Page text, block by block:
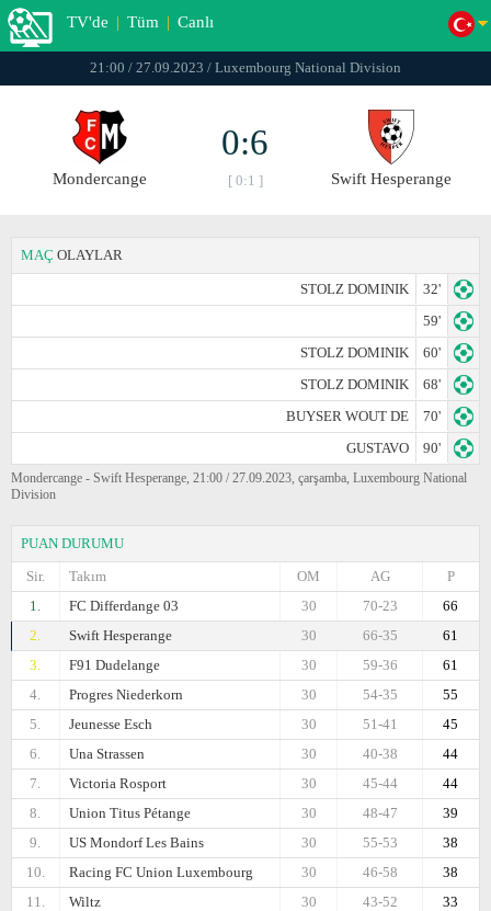
TV'de | Tüm | Canlı
21:00 / 27.09.2023 / Luxembourg National Division
Mondercange
0:6
[ 0:1 ] Swift Hesperange
MAÇ OLAYLAR
STOLZ DOMINIK
32'
59'
STOLZ DOMINIK
60'
STOLZ DOMINIK
68'
BUYSER WOUT DE
70'
GUSTAVO
90'
Mondercange - Swift Hesperange, 21:00 / 27.09.2023, çarşamba, Luxembourg National
Division
PUAN DURUMU
Sir.
Takım P
AG
OM
1.
FC Differdange 03 66
70-23
30
2.
Swift Hesperange 61
66-35
30
3.
F91 Dudelange 61
59-36
30
4.
Progres Niederkorn 55
54-35
30
5.
Jeunesse Esch 45
51-41
30
6.
Una Strassen 44
40-38
30
7.
Victoria Rosport 44
45-44
30
8.
Union Titus Pétange 39
48-47
30
9.
US Mondorf Les Bains 38
55-53
30
10.
Racing FC Union Luxembourg 38
46-58
30
11.
Wiltz 33
43-52
30